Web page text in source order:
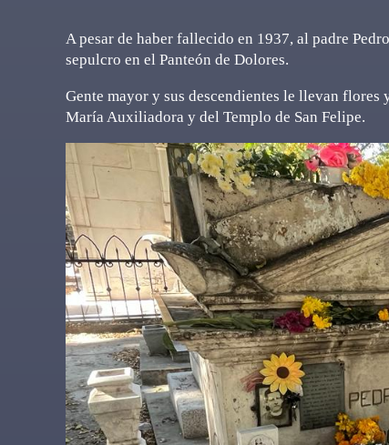
A pesar de haber fallecido en 1937, al padre
sepulcro en el Panteón de Dolores.
Gente mayor y sus descendientes le llevan
María Auxiliadora y del Templo de San Felipe.